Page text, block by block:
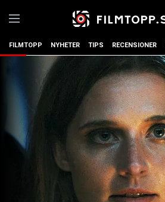
FILMTOPP NYHETER TIPS RECENSIONER